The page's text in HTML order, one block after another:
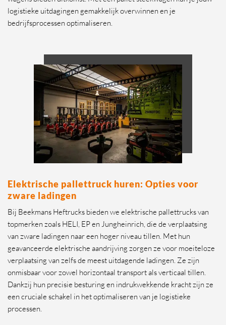
logistieke uitdagingen gemakkelijk overwinnen en je
bedrijfsprocessen optimaliseren.
Elektrische pallettruck huren: Opties voor
zware ladingen
Bij Beekmans Heftrucks bieden we elektrische pallettrucks van
topmerken zoals HELI, EP en Jungheinrich, die de verplaatsing
van zware ladingen naar een hoger niveau tillen. Met hun
geavanceerde elektrische aandrijving zorgen ze voor moeiteloze
verplaatsing van zelfs de meest uitdagende ladingen. Ze zijn
onmisbaar voor zowel horizontaal transport als verticaal tillen.
Dankzij hun precisie besturing en indrukwekkende kracht zijn ze
een cruciale schakel in het optimaliseren van je logistieke
processen.